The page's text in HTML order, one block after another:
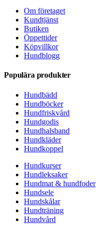
Om företaget
Kundtjänst
Butiken
Öppettider
Köpvillkor
Hundblogg
Populära produkter
Hundbädd
Hundböcker
Hundfriskvård
Hundgodis
Hundhalsband
Hundkläder
Hundkoppel
Hundkurser
Hundleksaker
Hundmat & hundfoder
Hundsele
Hundskålar
Hundträning
Hundvård